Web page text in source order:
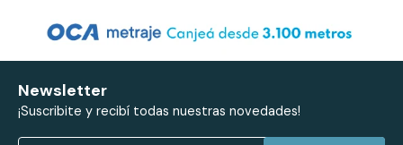
Newsletter
¡Suscribite y recibí todas nuestras novedades!